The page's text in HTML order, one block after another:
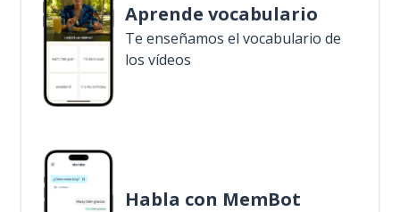
Aprende vocabulario
Te enseñamos el vocabulario de
los vídeos
Habla con MemBot